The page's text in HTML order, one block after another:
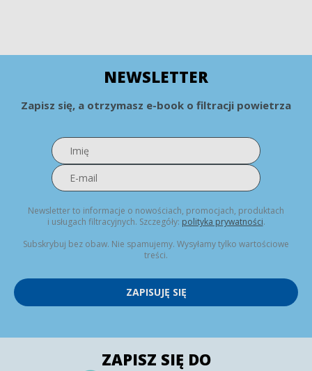
NEWSLETTER
Zapisz się, a otrzymasz e-book o filtracji powietrza
Newsletter to informacje o nowościach, promocjach, produktach
i usługach filtracyjnych. Szczegóły: polityka prywatności.
Subskrybuj bez obaw. Nie spamujemy. Wysyłamy tylko wartościowe
treści.
ZAPISUJĘ SIĘ
ZAPISZ SIĘ DO